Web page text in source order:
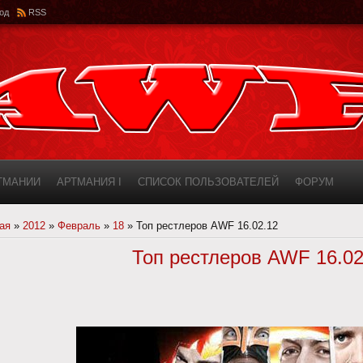
RSS
АРТМАНИЯ I СПИСОК ПОЛЬЗОВАТЕЛЕЙ ФОРУМ
О САЙТЕ AWF ROSTER
» 2012 » Февраль » 18 » Топ рестлеров AWF 16.02.12
Топ рестлеров AWF